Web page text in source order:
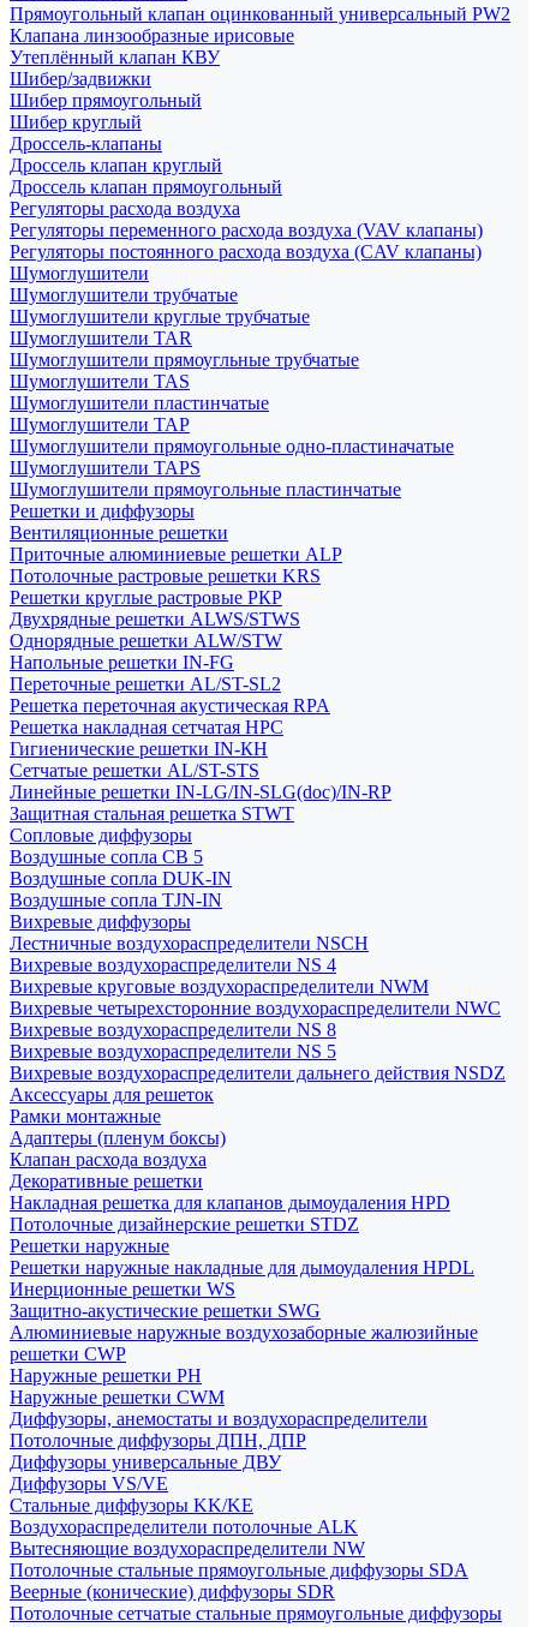
Прямоугольный клапан оцинкованный универсальный PW2
Клапана линзообразные ирисовые
Утеплённый клапан КВУ
Шибер/задвижки
Шибер прямоугольный
Шибер круглый
Дроссель-клапаны
Дроссель клапан круглый
Дроссель клапан прямоугольный
Регуляторы расхода воздуха
Регуляторы переменного расхода воздуха (VAV клапаны)
Регуляторы постоянного расхода воздуха (CAV клапаны)
Шумоглушители
Шумоглушители трубчатые
Шумоглушители круглые трубчатые
Шумоглушители TAR
Шумоглушители прямоугльные трубчатые
Шумоглушители TAS
Шумоглушители пластинчатые
Шумоглушители TAP
Шумоглушители прямоугольные одно-пластиначатые
Шумоглушители TAPS
Шумоглушители прямоугольные пластинчатые
Решетки и диффузоры
Вентиляционные решетки
Приточные алюминиевые решетки ALP
Потолочные растровые решетки KRS
Решетки круглые растровые РКР
Двухрядные решетки ALWS/STWS
Однорядные решетки ALW/STW
Напольные решетки IN-FG
Переточные решетки AL/ST-SL2
Решетка переточная акустическая RPA
Решетка накладная сетчатая НРС
Гигиенические решетки IN-КН
Сетчатые решетки AL/ST-STS
Линейные решетки IN-LG/IN-SLG(doc)/IN-RP
Защитная стальная решетка STWT
Сопловые диффузоры
Воздушные сопла СВ 5
Воздушные сопла DUK-IN
Воздушные сопла TJN-IN
Вихревые диффузоры
Лестничные воздухораспределители NSCH
Вихревые воздухораспределители NS 4
Вихревые круговые воздухораспределители NWM
Вихревые четырехсторонние воздухораспределители NWC
Вихревые воздухораспределители NS 8
Вихревые воздухораспределители NS 5
Вихревые воздухораспределители дальнего действия NSDZ
Аксессуары для решеток
Рамки монтажные
Адаптеры (пленум боксы)
Клапан расхода воздуха
Декоративные решетки
Накладная решетка для клапанов дымоудаления HPD
Потолочные дизайнерские решетки STDZ
Решетки наружные
Решетки наружные накладные для дымоудаления HPDL
Инерционные решетки WS
Защитно-акустические решетки SWG
Алюминиевые наружные воздухозаборные жалюзийные
решетки CWP
Наружные решетки РН
Наружные решетки CWM
Диффузоры, анемостаты и воздухораспределители
Потолочные диффузоры ДПН, ДПР
Диффузоры универсальные ДВУ
Диффузоры VS/VE
Стальные диффузоры KK/KE
Воздухораспределители потолочные ALK
Вытесняющие воздухораспределители NW
Потолочные стальные прямоугольные диффузоры SDA
Веерные (конические) диффузоры SDR
Потолочные сетчатые стальные прямоугольные диффузоры